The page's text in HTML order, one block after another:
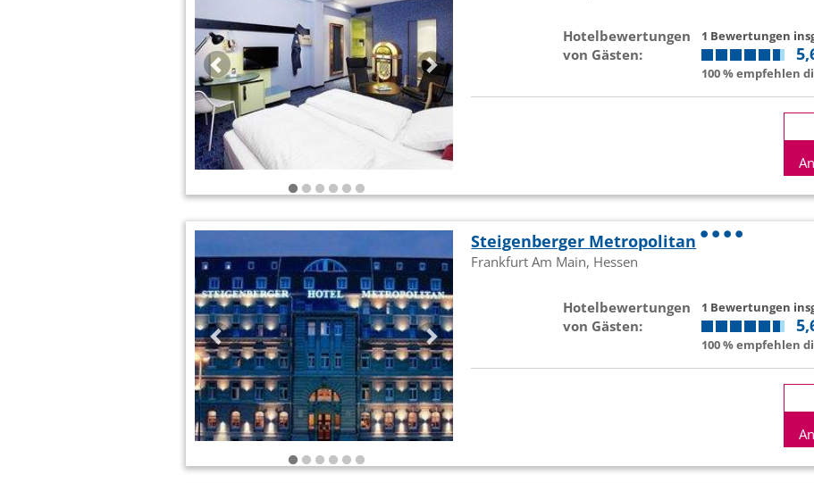
Hotelbewertungen
von Gästen:
1 Bewertungen
100 % empfehlen
Steigenberger Metropolitan
Frankfurt Am Main, Hessen
Hotelbewertungen
von Gästen:
1 Bewertungen
100 % empfehlen